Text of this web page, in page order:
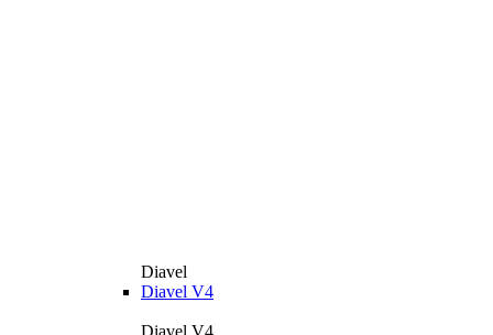
Diavel
Diavel V4
Diavel V4